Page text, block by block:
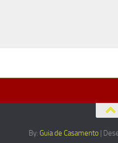
By: Guia de Casamento |